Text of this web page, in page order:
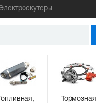
Электроскутеры
Тормозная